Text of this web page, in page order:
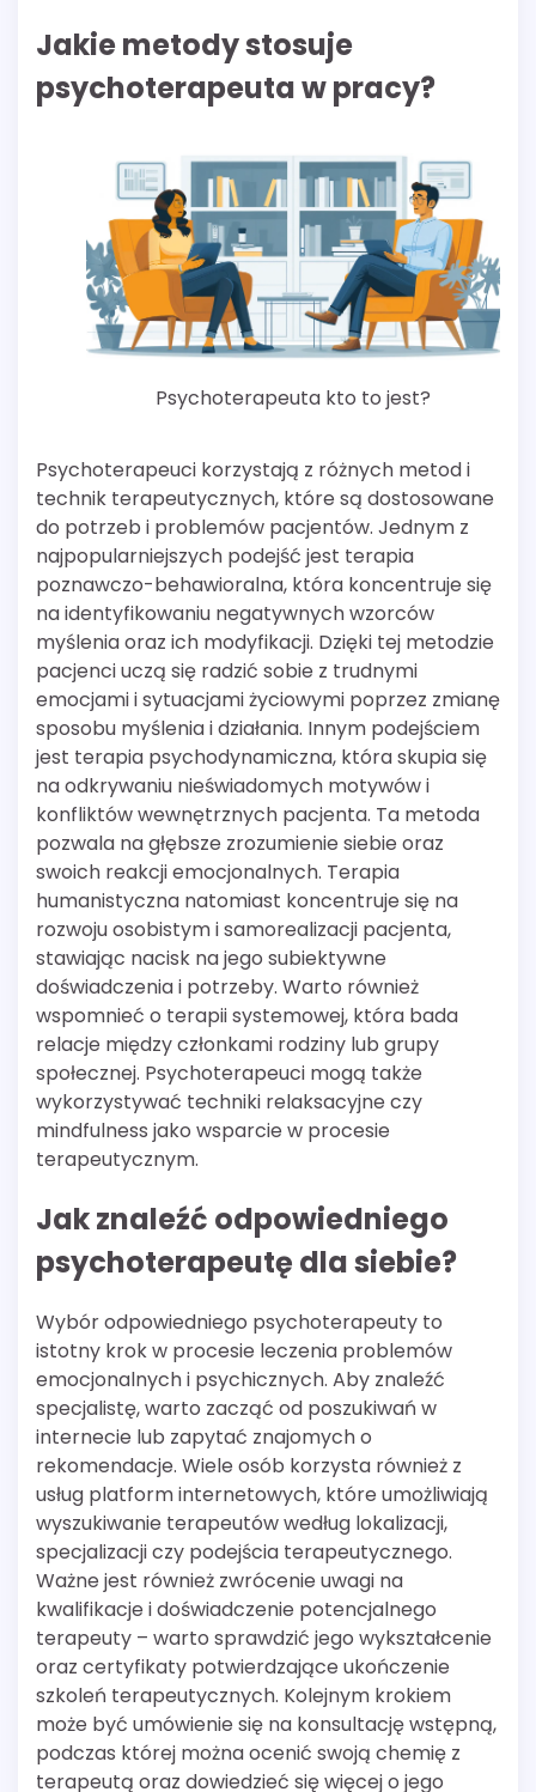
Jakie metody stosuje
psychoterapeuta w pracy?
Psychoterapeuta kto to jest?
Psychoterapeuci korzystają z różnych metod i
technik terapeutycznych, które są dostosowane
do potrzeb i problemów pacjentów. Jednym z
najpopularniejszych podejść jest terapia
poznawczo-behawioralna, która koncentruje się
na identyfikowaniu negatywnych wzorców
myślenia oraz ich modyfikacji. Dzięki tej metodzie
pacjenci uczą się radzić sobie z trudnymi
emocjami i sytuacjami życiowymi poprzez zmianę
sposobu myślenia i działania. Innym podejściem
jest terapia psychodynamiczna, która skupia się
na odkrywaniu nieświadomych motywów i
konfliktów wewnętrznych pacjenta. Ta metoda
pozwala na głębsze zrozumienie siebie oraz
swoich reakcji emocjonalnych. Terapia
humanistyczna natomiast koncentruje się na
rozwoju osobistym i samorealizacji pacjenta,
stawiając nacisk na jego subiektywne
doświadczenia i potrzeby. Warto również
wspomnieć o terapii systemowej, która bada
relacje między członkami rodziny lub grupy
społecznej. Psychoterapeuci mogą także
wykorzystywać techniki relaksacyjne czy
mindfulness jako wsparcie w procesie
terapeutycznym.
Jak znaleźć odpowiedniego
psychoterapeutę dla siebie?
Wybór odpowiedniego psychoterapeuty to
istotny krok w procesie leczenia problemów
emocjonalnych i psychicznych. Aby znaleźć
specjalistę, warto zacząć od poszukiwań w
internecie lub zapytać znajomych o
rekomendacje. Wiele osób korzysta również z
usług platform internetowych, które umożliwiają
wyszukiwanie terapeutów według lokalizacji,
specjalizacji czy podejścia terapeutycznego.
Ważne jest również zwrócenie uwagi na
kwalifikacje i doświadczenie potencjalnego
terapeuty – warto sprawdzić jego wykształcenie
oraz certyfikaty potwierdzające ukończenie
szkoleń terapeutycznych. Kolejnym krokiem
może być umówienie się na konsultację wstępną,
podczas której można ocenić swoją chemię z
terapeutą oraz dowiedzieć się więcej o jego